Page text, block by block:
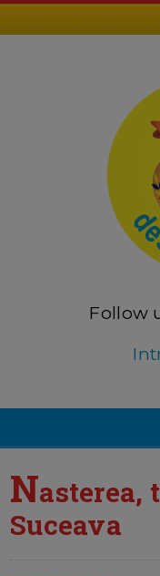
Follow
Nasterea,
Suceava